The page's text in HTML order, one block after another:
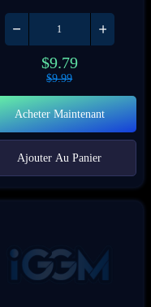
$9.79
$9.99
Acheter Maintenant
Ajouter Au Panier